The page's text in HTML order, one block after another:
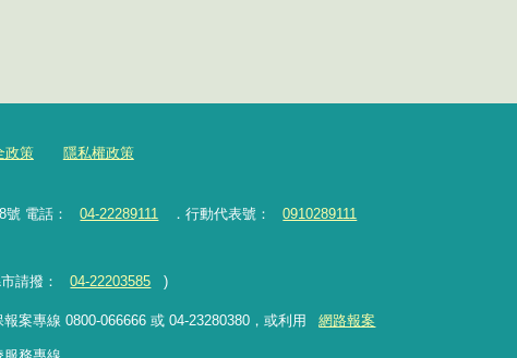
政策 隱私權政策
電話： 04-22289111 ．行動代表號：
0910289111
請撥： 04-22203585 )
案專線 0800-066666 或 04-23280380，或利用 網路報案